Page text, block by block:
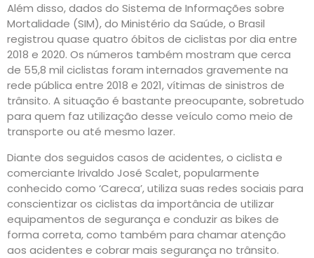
Além disso, dados do Sistema de Informações sobre
Mortalidade (SIM), do Ministério da Saúde, o Brasil
registrou quase quatro óbitos de ciclistas por dia entre
2018 e 2020. Os números também mostram que cerca
de 55,8 mil ciclistas foram internados gravemente na
rede pública entre 2018 e 2021, vítimas de sinistros de
trânsito. A situação é bastante preocupante, sobretudo
para quem faz utilização desse veículo como meio de
transporte ou até mesmo lazer.
Diante dos seguidos casos de acidentes, o ciclista e
comerciante Irivaldo José Scalet, popularmente
conhecido como ‘Careca’, utiliza suas redes sociais para
conscientizar os ciclistas da importância de utilizar
equipamentos de segurança e conduzir as bikes de
forma correta, como também para chamar atenção
aos acidentes e cobrar mais segurança no trânsito.